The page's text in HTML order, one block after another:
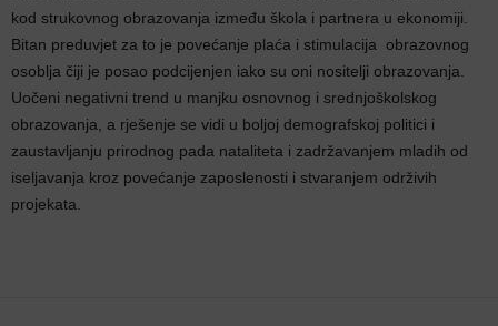
kod strukovnog obrazovanja između škola i partnera u ekonomiji.
Bitan preduvjet za to je povećanje plaća i stimulacija obrazovnog
osoblja čiji je posao podcijenjen iako su oni nositelji obrazovanja.
Uočeni negativni trend u manjku osnovnog i srednjoškolskog
obrazovanja, a rješenje se vidi u boljoj demografskoj politici i
zaustavljanju prirodnog pada nataliteta i zadržavanjem mladih od
iseljavanja kroz povećanje zaposlenosti i stvaranjem održivih
projekata.